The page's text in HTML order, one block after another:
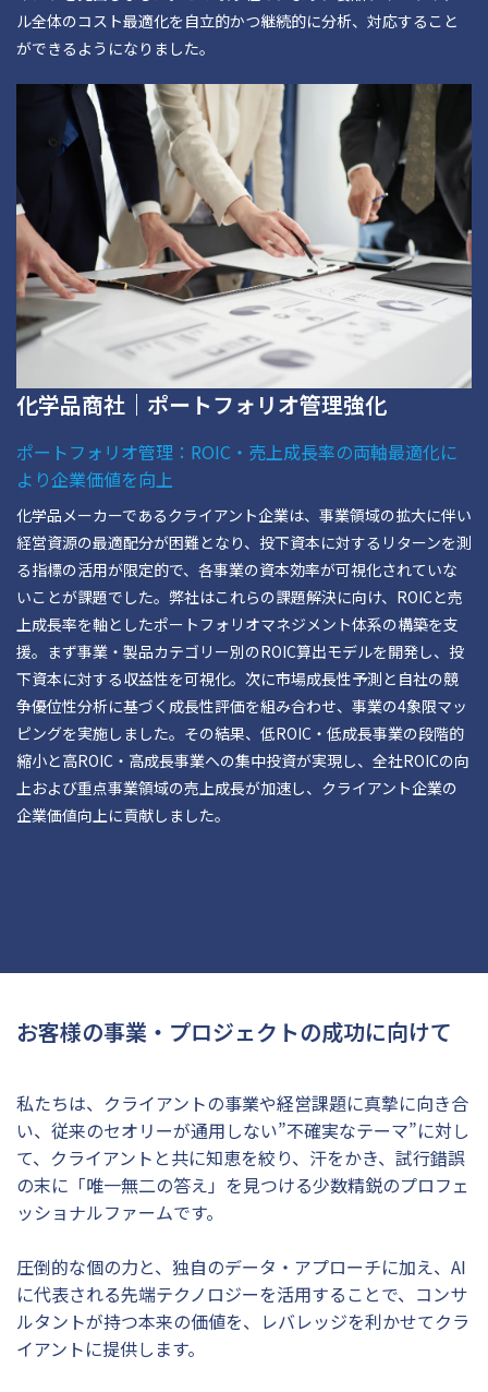
ル全体のコスト最適化を自立的かつ継続的に分析、対応すること
ができるようになりました。
化学品商社｜ポートフォリオ管理強化
ポートフォリオ管理：ROIC・売上成長率の両軸最適化に
より企業価値を向上
化学品メーカーであるクライアント企業は、事業領域の拡大に伴い
経営資源の最適配分が困難となり、投下資本に対するリターンを測
る指標の活用が限定的で、各事業の資本効率が可視化されていな
いことが課題でした。弊社はこれらの課題解決に向け、ROICと売
上成長率を軸としたポートフォリオマネジメント体系の構築を支
援。まず事業・製品カテゴリー別のROIC算出モデルを開発し、投
下資本に対する収益性を可視化。次に市場成長性予測と自社の競
争優位性分析に基づく成長性評価を組み合わせ、事業の4象限マッ
ピングを実施しました。その結果、低ROIC・低成長事業の段階的
縮小と高ROIC・高成長事業への集中投資が実現し、全社ROICの向
上および重点事業領域の売上成長が加速し、クライアント企業の
企業価値向上に貢献しました。
お客様の事業・プロジェクトの成功に向けて
私たちは、クライアントの事業や経営課題に真摯に向き合
い、従来のセオリーが通用しない”不確実なテーマ”に対し
て、クライアントと共に知恵を絞り、汗をかき、試行錯誤
の末に「唯一無二の答え」を見つける少数精鋭のプロフェ
ッショナルファームです。
圧倒的な個の力と、独自のデータ・アプローチに加え、AI
に代表される先端テクノロジーを活用することで、コンサ
ルタントが持つ本来の価値を、レバレッジを利かせてクラ
イアントに提供します。